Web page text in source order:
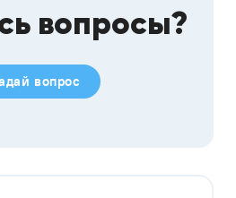
вопросы?
вопрос